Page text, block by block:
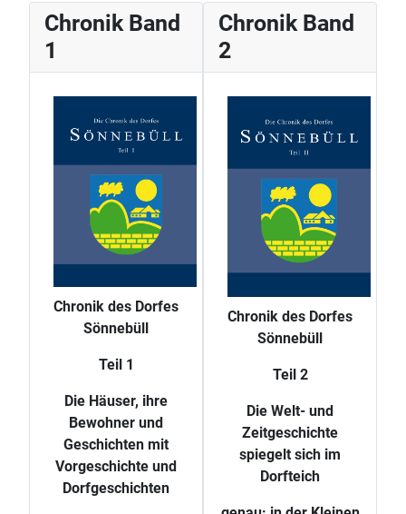
Chronik Band
1
Chronik des Dorfes
Sönnebüll
Teil 1
Die Häuser, ihre
Bewohner und
Geschichten mit
Vorgeschichte und
Dorfgeschichten
Chronik Band
2
Chronik des Dorfes
Sönnebüll
Teil 2
Die Welt- und
Zeitgeschichte
spiegelt sich im
Dorfteich